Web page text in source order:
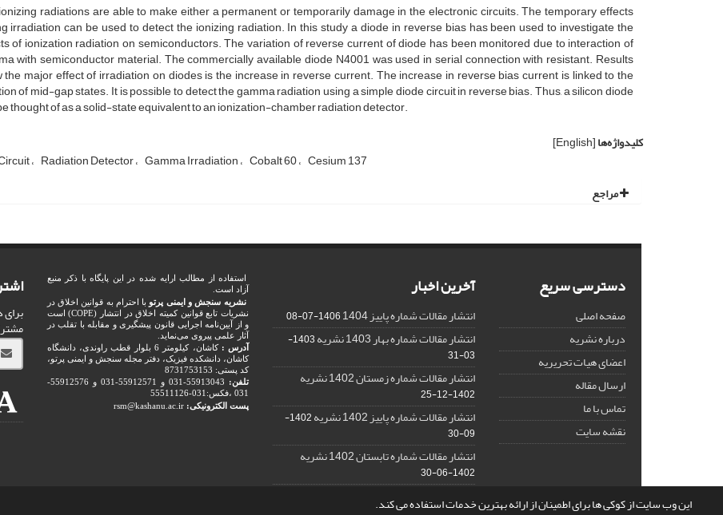
این وب سایت از کوکی ها برای اطمینان از ارائه بهترین خدمات استفاده می کند.
radiations are able to make either a permanent or temporarily damage in the electronic circuits. The temporary effects
irradiation can be used to detect the ionizing radiation. In this study a diode in reverse bias has been used to investigate the
of ionization radiation on semiconductors. The variation of reverse current of diode has been monitored due to interaction of
with semiconductor material. The commercially available diode N4001 was used in serial connection with resistant. Results
the major effect of irradiation on diodes is the increase in reverse current. The increase in reverse bias current is linked to the
of mid-gap states. It is possible to detect the gamma radiation using a simple diode circuit in reverse bias. Thus, a silicon diode
thought of as a solid-state equivalent to an ionization-chamber radiation detector.
کلیدواژه‌ها[English]
Radiation Detector Gamma Irradiation Cobalt 60 Cesium 137
مراجع
دسترسی سریع
صفحه اصلی
درباره نشریه
اعضای هیات تحریریه
ارسال مقاله
تماس با ما
نقشه سایت
آخرین اخبار
انتشار مقالات شماره پاییز 1404 1406-07-08
انتشار مقالات شماره بهار 1403 نشریه
1403-
03-31
انتشار مقالات شماره زمستان 1402 نشریه
1402-12-25
انتشار مقالات شماره پاییز 1402 نشریه
1402-
09-30
انتشار مقالات شماره تابستان 1402 نشریه
1402-06-30
استفاده از مطالب ارایه شده در این پایگاه با ذکر منبع
آزاد است.
نشریه سنجش و ایمنی پرتو با احترام به قوانین اخلاق در
نشریات تابع قوانین کمیته اخلاق در انتشار (COPE) است
و از آیین‌نامه اجرایی قانون پیشگیری و مقابله با تقلب در
آثار علمی پیروی می‌نماید.
آدرس :
کاشان، کیلومتر 6 بلوار قطب راوندی، دانشگاه
کاشان، دانشکده فیزیک، دفتر مجله سنجش و ایمنی پرتو،
کد پستی: 8731753153
تلفن:
55913043-031 و 55912571-031 و 55912576-
031 ،فکس:031-55511126
پست الکترونیکی: rsm@kashanu.ac.ir